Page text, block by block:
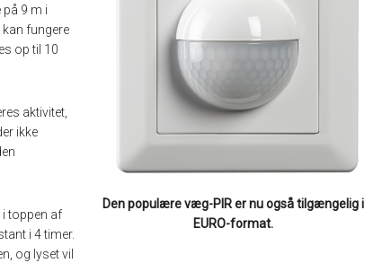
Den populære væg-PIR er nu også tilgængelig i
EURO-format.
9 m i
fungere
op til 10
aktivitet,
ikke
toppen af
i 4 timer.
og lyset vil